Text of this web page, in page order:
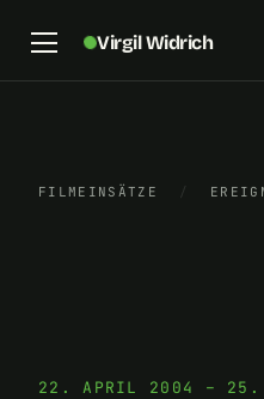
Virgil Widrich
FILMEINSÄTZE /
22. APRIL 2004 – 25.